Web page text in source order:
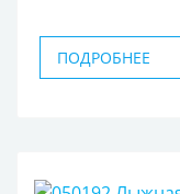
ПОДРОБНЕЕ